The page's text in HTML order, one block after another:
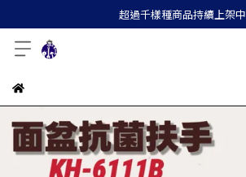
超過千樣種商品持續上架中